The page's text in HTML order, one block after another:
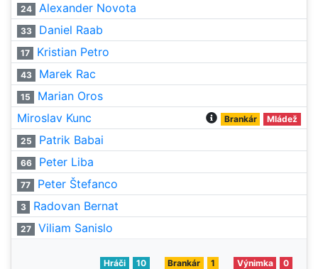
24 Alexander Novota
33 Daniel Raab
17 Kristian Petro
43 Marek Rac
15
Marian Oros
Miroslav Kunc
Brankár Mládež
25 Patrik Babai
66 Peter Liba
77 Peter Štefanco
3 Radovan Bernat
27 Viliam Sanislo
Hráči 10 Brankár 1 Výnimka 0